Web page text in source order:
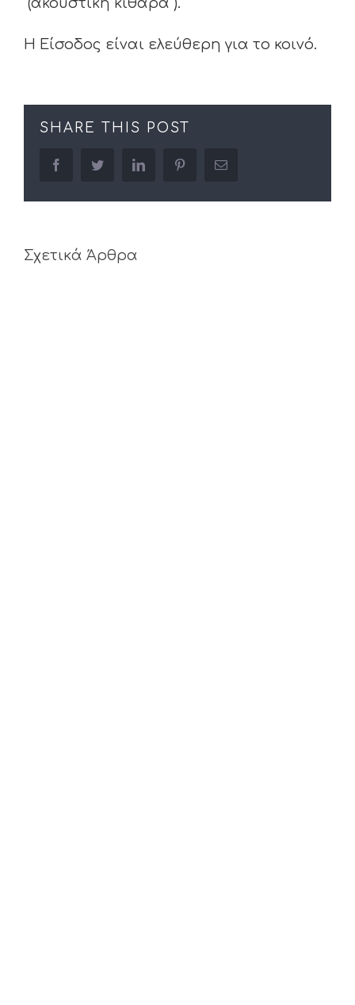
(ακουστική κιθάρα ).
Η Είσοδος είναι ελεύθερη για το κοινό.
SHARE THIS POST
facebooktwitter linkedin pinterestEmail
Σχετικά Άρθρα